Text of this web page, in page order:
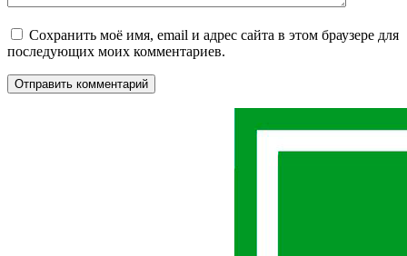
Сохранить моё имя, email и адрес сайта в этом браузере для
последующих моих комментариев.